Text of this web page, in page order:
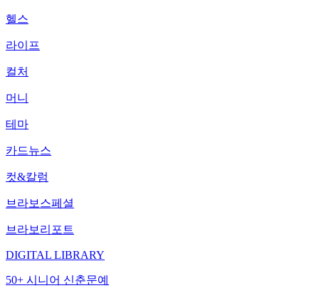
헬스
라이프
컬처
머니
테마
카드뉴스
컷&칼럼
브라보스페셜
브라보리포트
DIGITAL LIBRARY
50+ 시니어 신춘문예